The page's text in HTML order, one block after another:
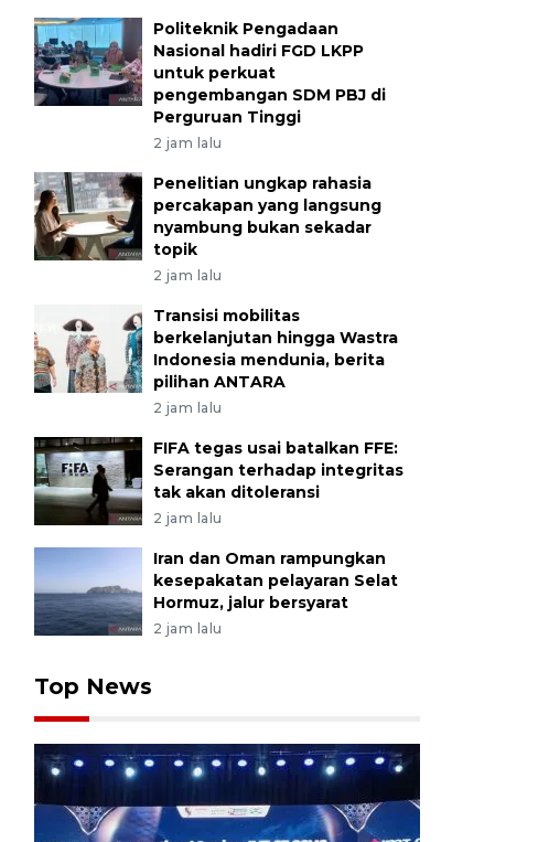
Politeknik Pengadaan
Nasional hadiri FGD LKPP
untuk perkuat
pengembangan SDM PBJ di
Perguruan Tinggi
2 jam lalu
Penelitian ungkap rahasia
percakapan yang langsung
nyambung bukan sekadar
topik
2 jam lalu
Transisi mobilitas
berkelanjutan hingga Wastra
Indonesia mendunia, berita
pilihan ANTARA
2 jam lalu
FIFA tegas usai batalkan FFE:
Serangan terhadap integritas
tak akan ditoleransi
2 jam lalu
Iran dan Oman rampungkan
kesepakatan pelayaran Selat
Hormuz, jalur bersyarat
2 jam lalu
Top News